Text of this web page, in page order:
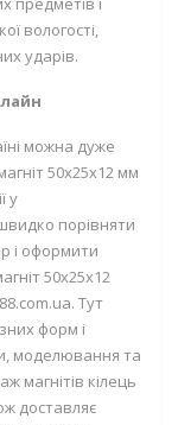
вологості,
ударів.
можна дуже
50х25х12 мм
у
порівняти
і оформити
50х25х12
. Тут
форм і
моделювання та
магнітів кілець
доставляє